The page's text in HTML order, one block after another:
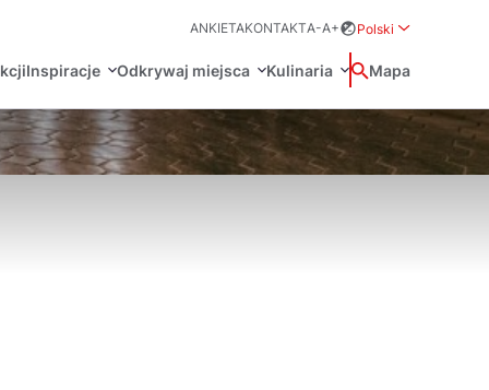
ANKIETAKONTAKTA-A+
Polski
Inspiracje Odkrywaj miejsca Kulinaria Wyszukaj
Mapa
Français